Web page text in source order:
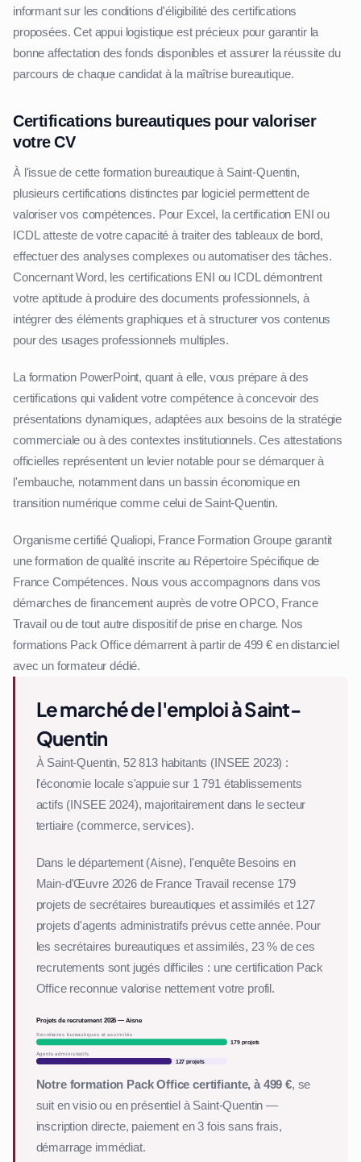
informant sur les conditions d'éligibilité des certifications
proposées. Cet appui logistique est précieux pour garantir la
bonne affectation des fonds disponibles et assurer la réussite du
parcours de chaque candidat à la maîtrise bureautique.
Certifications bureautiques pour valoriser
votre CV
À l'issue de cette formation bureautique à Saint-Quentin,
plusieurs certifications distinctes par logiciel permettent de
valoriser vos compétences. Pour Excel, la certification ENI ou
ICDL atteste de votre capacité à traiter des tableaux de bord,
effectuer des analyses complexes ou automatiser des tâches.
Concernant Word, les certifications ENI ou ICDL démontrent
votre aptitude à produire des documents professionnels, à
intégrer des éléments graphiques et à structurer vos contenus
pour des usages professionnels multiples.
La formation PowerPoint, quant à elle, vous prépare à des
certifications qui valident votre compétence à concevoir des
présentations dynamiques, adaptées aux besoins de la stratégie
commerciale ou à des contextes institutionnels. Ces attestations
officielles représentent un levier notable pour se démarquer à
l'embauche, notamment dans un bassin économique en
transition numérique comme celui de Saint-Quentin.
Organisme certifié Qualiopi, France Formation Groupe garantit
une formation de qualité inscrite au Répertoire Spécifique de
France Compétences. Nous vous accompagnons dans vos
démarches de financement auprès de votre OPCO, France
Travail ou de tout autre dispositif de prise en charge. Nos
formations Pack Office démarrent à partir de 499 € en distanciel
avec un formateur dédié.
Le marché de l'emploi à Saint-
Quentin
À Saint-Quentin, 52 813 habitants (INSEE 2023) :
l'économie locale s'appuie sur 1 791 établissements
actifs (INSEE 2024), majoritairement dans le secteur
tertiaire (commerce, services).
Dans le département (Aisne), l'enquête Besoins en
Main-d'Œuvre 2026 de France Travail recense 179
projets de secrétaires bureautiques et assimilés et 127
projets d'agents administratifs prévus cette année. Pour
les secrétaires bureautiques et assimilés, 23 % de ces
recrutements sont jugés difficiles : une certification Pack
Office reconnue valorise nettement votre profil.
Projets de recrutement 2026 — Aisne
Secrétaires bureautiques et assimilés
179 projets
Agents administratifs
127 projets
Notre formation Pack Office certifiante, à 499 €, se
suit en visio ou en présentiel à Saint-Quentin —
inscription directe, paiement en 3 fois sans frais,
démarrage immédiat.